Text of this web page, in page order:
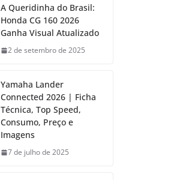
A Queridinha do Brasil:
Honda CG 160 2026
Ganha Visual Atualizado
2 de setembro de 2025
Yamaha Lander
Connected 2026 | Ficha
Técnica, Top Speed,
Consumo, Preço e
Imagens
7 de julho de 2025